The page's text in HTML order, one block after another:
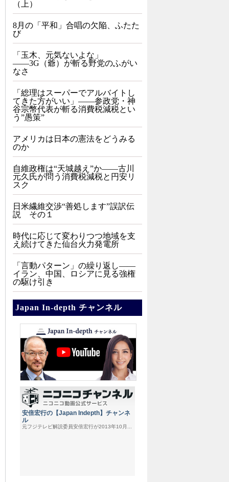
（上）
8月の「平和」合唱の欠陥、ふたた
び
「玉木、元気ないよな」
――3G（爺）が斬る野党のふがい
なさ
「総理はスーパーでアルバイトし
てきた方がいい」――参政党・神
谷宗幣代表が斬る消費税減税とい
う”愚策”
アメリカは日本の憲法をどうみる
のか
自維政権は“天城越え”か――古川
元久氏が問う消費税減税と円安リ
スク
日米繊維交渉“善処します”誤訳伝
説 その１
時代に応じて変わりつつ地域を支
え続けてきた仙台火力発電所
「言動パターン」の繰り返し――
イラン、中国、ロシアに見る強権
の駆け引き
Japan In-depth チャンネル